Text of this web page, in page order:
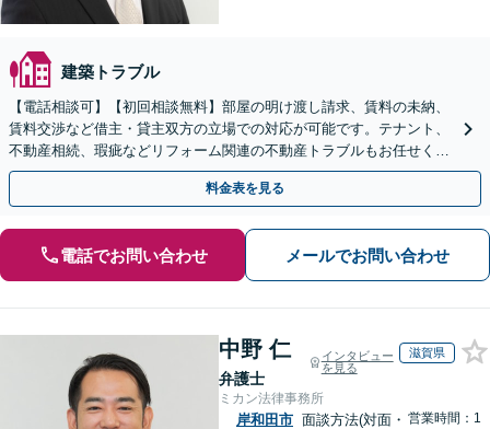
建築トラブル
【電話相談可】【初回相談無料】部屋の明け渡し請求、賃料の未納、
賃料交渉など借主・貸主双方の立場での対応が可能です。テナント、
不動産相続、瑕疵などリフォーム関連の不動産トラブルもお任せくだ
さい【分割払い可】
料金表を見る
電話でお問い合わせ メールでお問い合わせ
中野 仁
弁護士
インタビュー
を見る
滋賀県
ミカン法律事務所
岸和田市 面談方法(対面・ 営業時間：1